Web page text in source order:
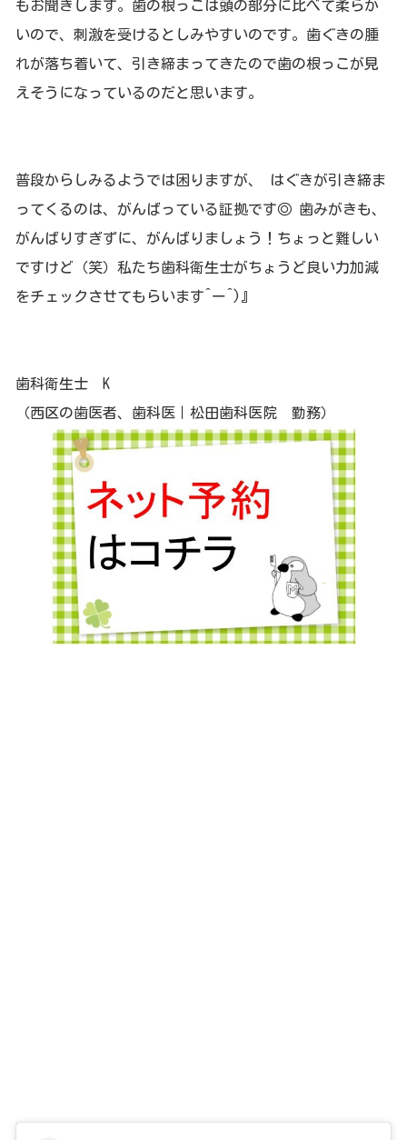
もお聞きします。歯の根っこは頭の部分に比べて柔らか
いので、刺激を受けるとしみやすいのです。歯ぐきの腫
れが落ち着いて、引き締まってきたので歯の根っこが見
えそうになっているのだと思います。
普段からしみるようでは困りますが、 はぐきが引き締ま
ってくるのは、がんばっている証拠です◎ 歯みがきも、
がんばりすぎずに、がんばりましょう！ちょっと難しい
ですけど（笑）私たち歯科衛生士がちょうど良い力加減
をチェックさせてもらいます^ー^)』
歯科衛生士 K
（西区の歯医者、歯科医｜松田歯科医院 勤務）